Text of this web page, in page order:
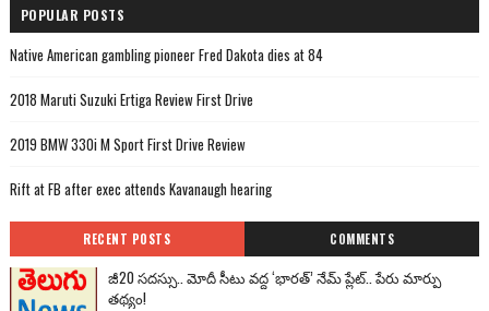
POPULAR POSTS
Native American gambling pioneer Fred Dakota dies at 84
2018 Maruti Suzuki Ertiga Review First Drive
2019 BMW 330i M Sport First Drive Review
Rift at FB after exec attends Kavanaugh hearing
RECENT POSTS COMMENTS
జీ20 సదస్సు.. మోదీ సీటు వద్ద ‘భారత్’ నేమ్ ప్లేట్‌.. పేరు మార్పు
తథ్యం!